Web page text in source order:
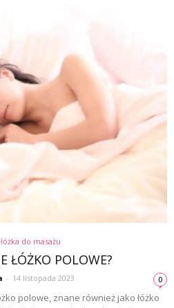
łóżka do masażu
ŁÓŻKO POLOWE?
- 14 listopada 2023 0
polowe, znane również jako łóżko